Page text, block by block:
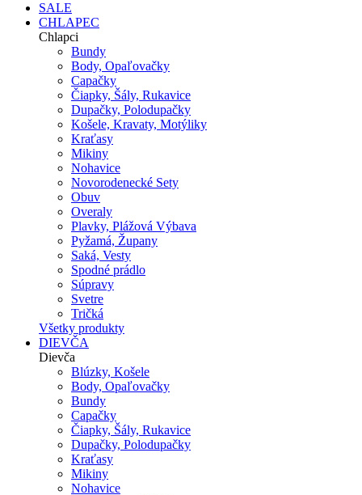
SALE
CHLAPEC
Chlapci
Bundy
Body, Opaľovačky
Capačky
Čiapky, Šály, Rukavice
Dupačky, Polodupačky
Košele, Kravaty, Motýliky
Kraťasy
Mikiny
Nohavice
Novorodenecké Sety
Obuv
Overaly
Plavky, Plážová Výbava
Pyžamá, Župany
Saká, Vesty
Spodné prádlo
Súpravy
Svetre
Tričká
Všetky produkty
DIEVČA
Dievča
Blúzky, Košele
Body, Opaľovačky
Bundy
Capačky
Čiapky, Šály, Rukavice
Dupačky, Polodupačky
Kraťasy
Mikiny
Nohavice